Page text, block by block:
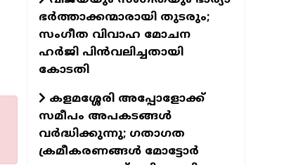
ഭർത്താക്കന്മാരായി തുടരും;
സംഗീത വിവാഹ മോചന
ഹർജി പിന്‍വലിച്ചതായി
കോടതി
കളമശ്ശേരി അപ്പോളോക്ക്
സമീപം അപകടങ്ങൾ
വർദ്ധിക്കുന്നു; ഗതാഗത
ക്രമീകരണങ്ങൾ മോട്ടോർ